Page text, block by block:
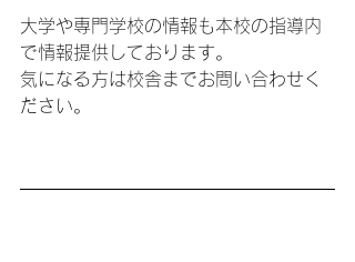
大学や専門学校の情報も本校の指導内
で情報提供しております。
気になる方は校舎までお問い合わせく
ださい。